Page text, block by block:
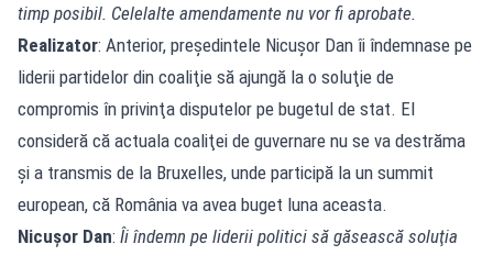
timp posibil. Celelalte amendamente nu vor fi aprobate.
Realizator: Anterior, preşedintele Nicuşor Dan îi îndemnase pe
liderii partidelor din coaliţie să ajungă la o soluţie de
compromis în privinţa disputelor pe bugetul de stat. El
consideră că actuala coaliţei de guvernare nu se va destrăma
şi a transmis de la Bruxelles, unde participă la un summit
european, că România va avea buget luna aceasta.
Nicuşor Dan: Îi îndemn pe liderii politici să găsească soluţia